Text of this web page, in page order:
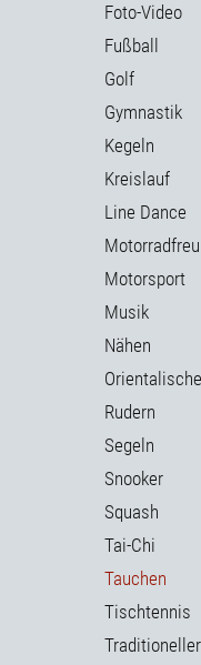
Foto-Video
Fußball
Golf
Gymnastik
Kegeln
Kreislauf
Line Dance
Motorsport
Musik
Nähen
Rudern
Segeln
Snooker
Squash
Tai-Chi
Tauchen
Tischtennis